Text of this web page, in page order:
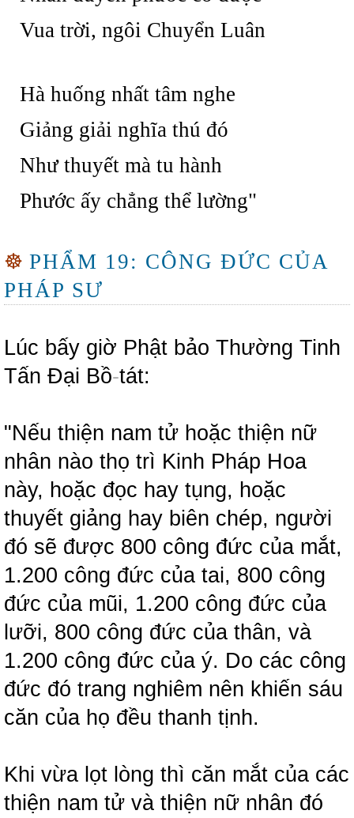
Vua trời, ngôi Chuyển Luân
Hà huống nhất tâm nghe
Giảng giải nghĩa thú đó
Như thuyết mà tu hành
Phước ấy chẳng thể lường"
☸ PHẨM 19: CÔNG ĐỨC CỦA
PHÁP SƯ
Lúc bấy giờ Phật bảo Thường Tinh
Tấn Đại Bồ-tát:
"Nếu thiện nam tử hoặc thiện nữ
nhân nào thọ trì Kinh Pháp Hoa
này, hoặc đọc hay tụng, hoặc
thuyết giảng hay biên chép, người
đó sẽ được 800 công đức của mắt,
1.200 công đức của tai, 800 công
đức của mũi, 1.200 công đức của
lưỡi, 800 công đức của thân, và
1.200 công đức của ý. Do các công
đức đó trang nghiêm nên khiến sáu
căn của họ đều thanh tịnh.
Khi vừa lọt lòng thì căn mắt của các
thiện nam tử và thiện nữ nhân đó